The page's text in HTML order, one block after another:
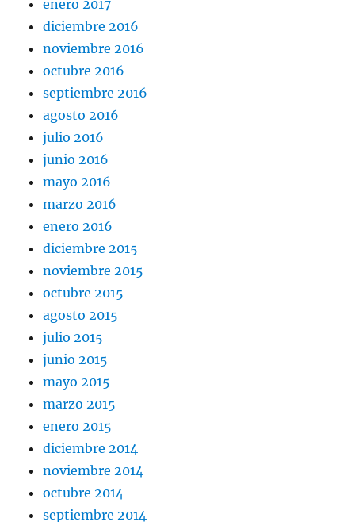
enero 2017
diciembre 2016
noviembre 2016
octubre 2016
septiembre 2016
agosto 2016
julio 2016
junio 2016
mayo 2016
marzo 2016
enero 2016
diciembre 2015
noviembre 2015
octubre 2015
agosto 2015
julio 2015
junio 2015
mayo 2015
marzo 2015
enero 2015
diciembre 2014
noviembre 2014
octubre 2014
septiembre 2014